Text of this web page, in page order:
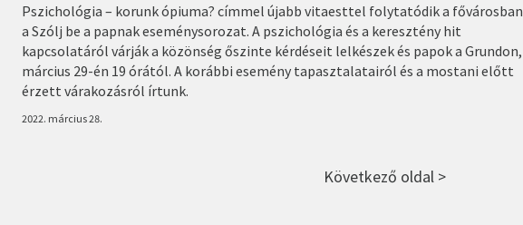
Pszichológia – korunk ópiuma? címmel újabb vitaesttel folytatódik a fővárosban
a Szólj be a papnak eseménysorozat. A pszichológia és a keresztény hit
kapcsolatáról várják a közönség őszinte kérdéseit lelkészek és papok a Grundon,
március 29-én 19 órától. A korábbi esemény tapasztalatairól és a mostani előtt
érzett várakozásról írtunk.
2022. március 28.
Következő oldal >